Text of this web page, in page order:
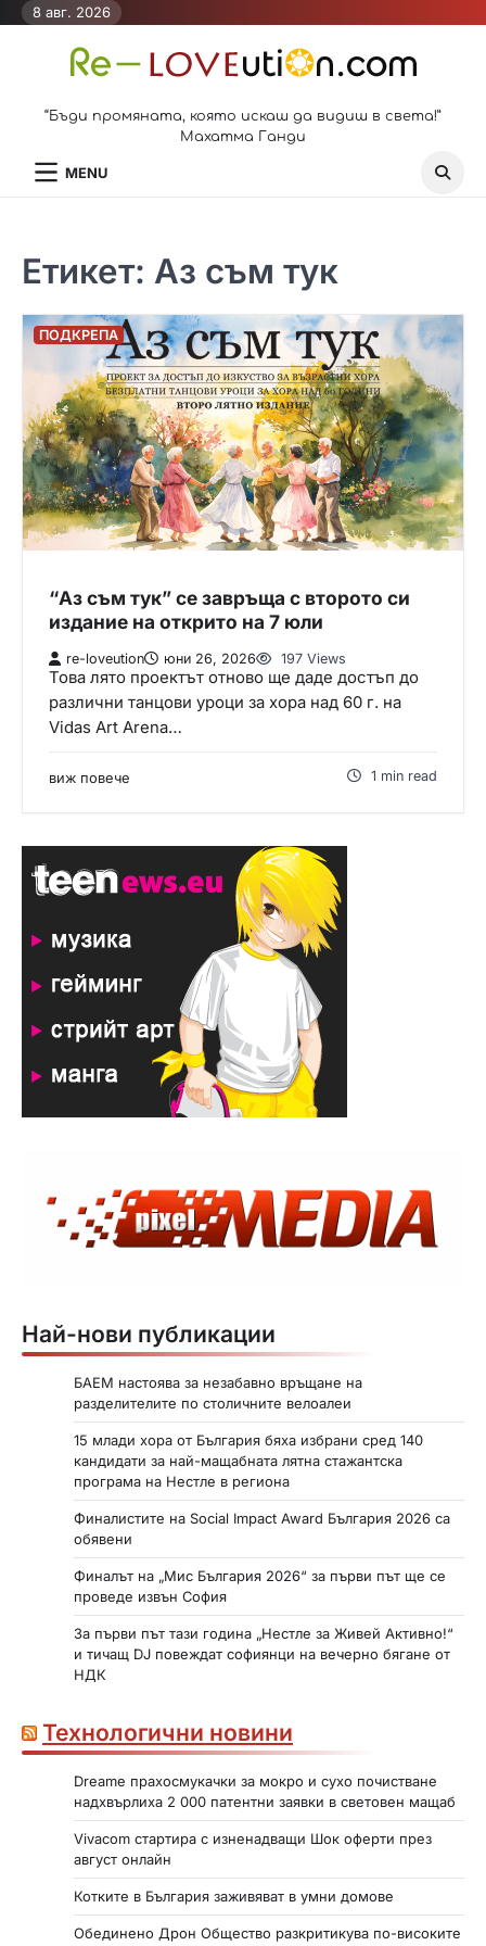
Skip8 авг. 2026
“Бъди промяната, която искаш да видиш в света!”
Махатма Ганди
MENU
Етикет: Аз съм тук
ПОДКРЕПА
“Аз съм тук” се завръща с второто си
издание на открито на 7 юли
re-loveution юни 26, 2026 197 Views
Това лято проектът отново ще даде достъп до
различни танцови уроци за хора над 60 г. на
Vidas Art Arena…
виж повече 1 min read
Най-нови публикации
БАЕМ настоява за незабавно връщане на
разделителите по столичните велоалеи
15 млади хора от България бяха избрани сред 140
кандидати за най-мащабната лятна стажантска
програма на Нестле в региона
Финалистите на Social Impact Award България 2026 са
обявени
Финалът на „Мис България 2026“ за първи път ще се
проведе извън София
За първи път тази година „Нестле за Живей Активно!“
и тичащ DJ повеждат софиянци на вечерно бягане от
НДК
Технологични новини
Dreame прахосмукачки за мокро и сухо почистване
надхвърлиха 2 000 патентни заявки в световен мащаб
Vivacom стартира с изненадващи Шок оферти през
август онлайн
Котките в България заживяват в умни домове
Обединено Дрон Общество разкритикува по-високите